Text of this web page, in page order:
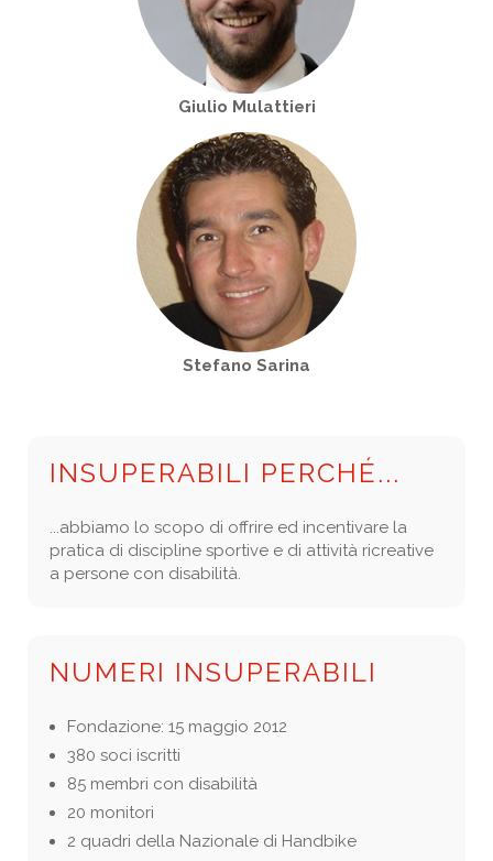
Giulio Mulattieri
Stefano Sarina
INSUPERABILI PERCHÉ...
...abbiamo lo scopo di offrire ed incentivare la
pratica di discipline sportive e di attività ricreative
a persone con disabilità.
NUMERI INSUPERABILI
Fondazione: 15 maggio 2012
380 soci iscritti
85 membri con disabilità
20 monitori
2 quadri della Nazionale di Handbike